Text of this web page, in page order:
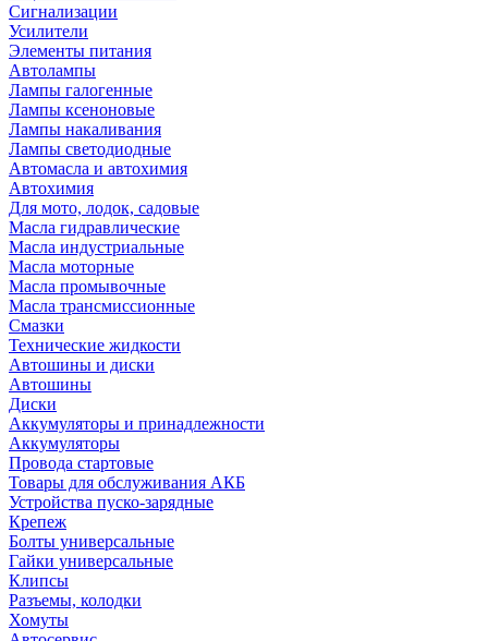
Сигнализации
Усилители
Элементы питания
Автолампы
Лампы галогенные
Лампы ксеноновые
Лампы накаливания
Лампы светодиодные
Автомасла и автохимия
Автохимия
Для мото, лодок, садовые
Масла гидравлические
Масла индустриальные
Масла моторные
Масла промывочные
Масла трансмиссионные
Смазки
Технические жидкости
Автошины и диски
Автошины
Диски
Аккумуляторы и принадлежности
Аккумуляторы
Провода стартовые
Товары для обслуживания АКБ
Устройства пуско-зарядные
Крепеж
Болты универсальные
Гайки универсальные
Клипсы
Разъемы, колодки
Хомуты